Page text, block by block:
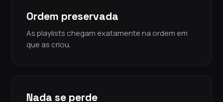
Ordem preservada
As playlists chegam exatamente na ordem em
que as criou.
Nada se perde